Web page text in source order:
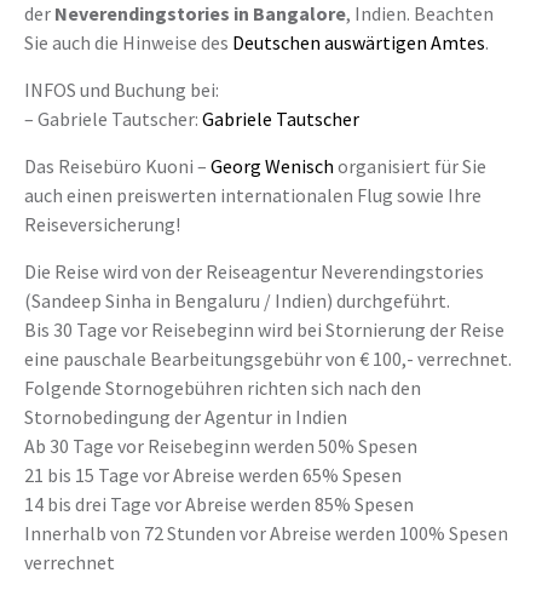
der Neverendingstories in Bangalore, Indien. Beachten
Sie auch die Hinweise des Deutschen auswärtigen Amtes.
INFOS und Buchung bei:
– Gabriele Tautscher: Gabriele Tautscher
Das Reisebüro Kuoni – Georg Wenisch organisiert für Sie
auch einen preiswerten internationalen Flug sowie Ihre
Reiseversicherung!
Die Reise wird von der Reiseagentur Neverendingstories
(Sandeep Sinha in Bengaluru / Indien) durchgeführt.
Bis 30 Tage vor Reisebeginn wird bei Stornierung der Reise
eine pauschale Bearbeitungsgebühr von € 100,- verrechnet.
Folgende Stornogebühren richten sich nach den
Stornobedingung der Agentur in Indien
Ab 30 Tage vor Reisebeginn werden 50% Spesen
21 bis 15 Tage vor Abreise werden 65% Spesen
14 bis drei Tage vor Abreise werden 85% Spesen
Innerhalb von 72 Stunden vor Abreise werden 100% Spesen
verrechnet